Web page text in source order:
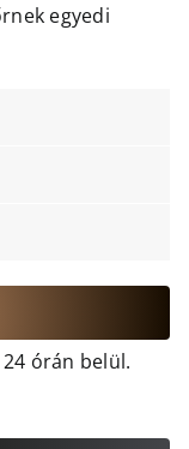
egyedi
órán belül.